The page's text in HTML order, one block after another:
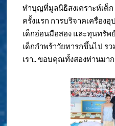
ทำบุญที่มูลนิธิสงเคราะห์เด็ก
ครั้งแรก การบริจาคเครื่อง
เด็กอ่อนมือสอง และทุนทรัพ
เด็กกำพร้าวัยทารกขึ้นไป ร
เรา.. ขอบคุณทั้งสองท่านมาก